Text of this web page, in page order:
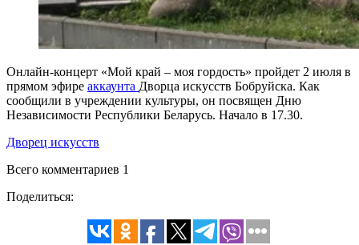
Онлайн-концерт «Мой край – моя гордость» пройдет 2 июля в
прямом эфире аккаунта Дворца искусств Бобруйска. Как
сообщили в учреждении культуры, он посвящен Дню
Независимости Республики Беларусь. Начало в 17.30.
Дворец искусств
Всего комментариев 1
Поделиться: